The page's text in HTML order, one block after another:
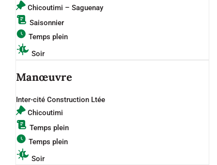
Chicoutimi – Saguenay
Saisonnier
Temps plein
Soir
Manœuvre
Inter-cité Construction Ltée
Chicoutimi
Temps plein
Temps plein
Soir